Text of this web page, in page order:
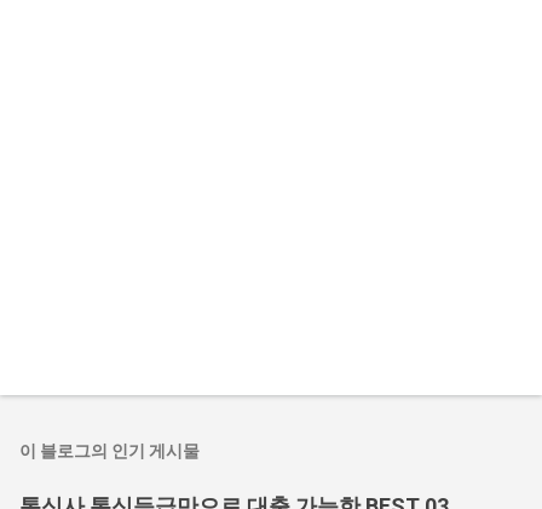
이 블로그의 인기 게시물